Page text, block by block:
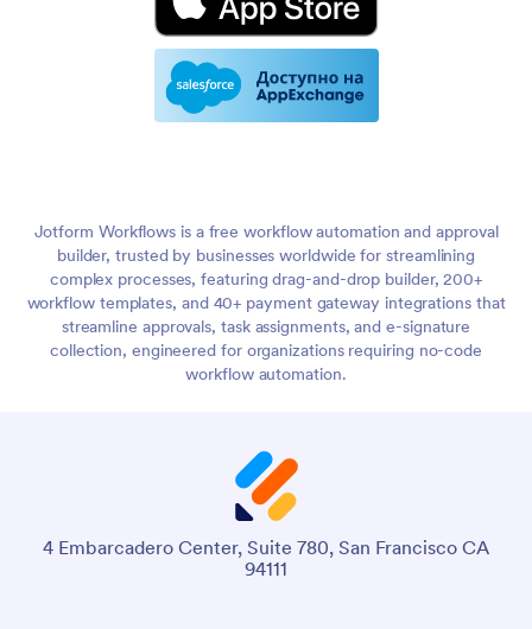
Jotform Workflows is a free workflow automation and approval
builder, trusted by businesses worldwide for streamlining
complex processes, featuring drag-and-drop builder, 200+
workflow templates, and 40+ payment gateway integrations that
streamline approvals, task assignments, and e-signature
collection, engineered for organizations requiring no-code
workflow automation.
4 Embarcadero Center, Suite 780, San Francisco CA
94111